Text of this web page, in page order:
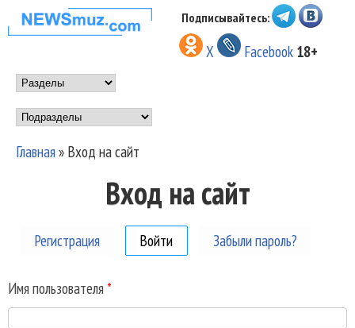
Перейти к основному
содержанию
НОВОСТИ
МУЗЫКИ И
ШОУ БИЗНЕСА
NEWSMUZ.COM
Подписывайтесь:
X Facebook 18+
Main menu
Подразделы
Вы здесь
Главная» Вход на сайт
Вход на сайт
Регистрация Войти (активная вкладка)
Забыли пароль?
Имя пользователя *